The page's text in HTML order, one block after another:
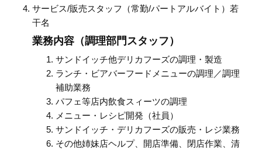
サービス/販売スタッフ（常勤/パートアルバイト）若
干名
業務内容（調理部門スタッフ）
サンドイッチ他デリカフーズの調理・製造
ランチ・ビアバーフードメニューの調理／調理
補助業務
パフェ等店内飲食スィーツの調理
メニュー・レシピ開発（社員）
サンドイッチ・デリカフーズの販売・レジ業務
その他姉妹店ヘルプ、開店準備、閉店作業、清